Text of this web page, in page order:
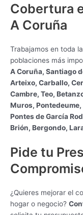
Cobertura
A Coruña
Trabajamos en toda
poblaciones más
A Coruña, Santiago
Arteixo, Carballo,
Cambre, Teo,
Muros, Pontedeume,
Pontes de García
Brión, Bergondo,
Pide tu
¿Quieres mejorar el
hogar o negocio?